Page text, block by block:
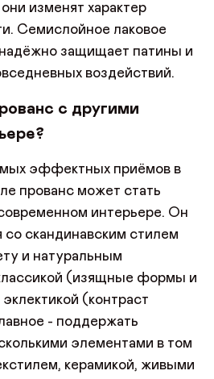
изменят характер
Семислойное лаковое
защищает патины и
воздействий.
с другими
эффектных приёмов в
прованс может стать
интерьере. Он
со скандинавским стилем
и натуральным
(изящные формы и
(контраст
- поддержать
элементами в том
керамикой, живыми